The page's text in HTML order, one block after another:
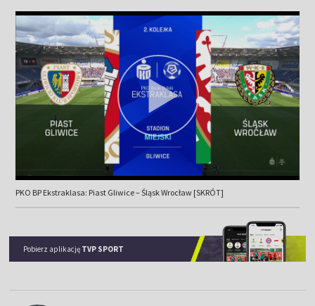
PKO BP Ekstraklasa: Piast Gliwice – Śląsk Wrocław [SKRÓT]
Pobierz aplikację TVP SPORT